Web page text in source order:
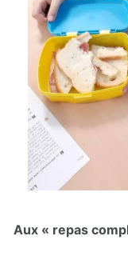
Aux « repas